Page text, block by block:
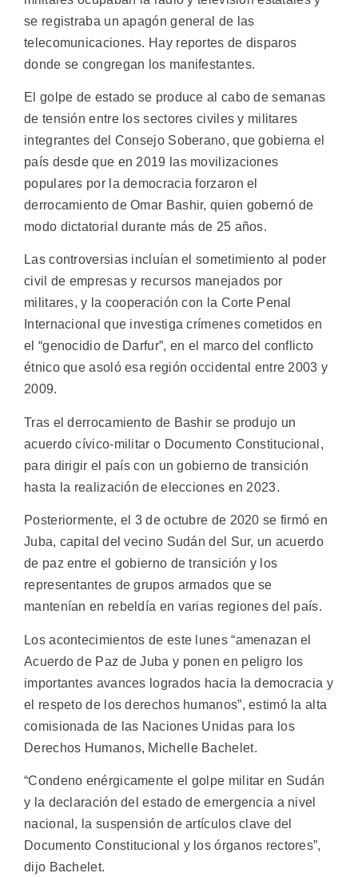
se registraba un apagón general de las
telecomunicaciones. Hay reportes de disparos
donde se congregan los manifestantes.
El golpe de estado se produce al cabo de semanas
de tensión entre los sectores civiles y militares
integrantes del Consejo Soberano, que gobierna el
país desde que en 2019 las movilizaciones
populares por la democracia forzaron el
derrocamiento de Omar Bashir, quien gobernó de
modo dictatorial durante más de 25 años.
Las controversias incluían el sometimiento al poder
civil de empresas y recursos manejados por
militares, y la cooperación con la Corte Penal
Internacional que investiga crímenes cometidos en
el “genocidio de Darfur”, en el marco del conflicto
étnico que asoló esa región occidental entre 2003 y
2009.
Tras el derrocamiento de Bashir se produjo un
acuerdo cívico-militar o Documento Constitucional,
para dirigir el país con un gobierno de transición
hasta la realización de elecciones en 2023.
Posteriormente, el 3 de octubre de 2020 se firmó en
Juba, capital del vecino Sudán del Sur, un acuerdo
de paz entre el gobierno de transición y los
representantes de grupos armados que se
mantenían en rebeldía en varias regiones del país.
Los acontecimientos de este lunes “amenazan el
Acuerdo de Paz de Juba y ponen en peligro los
importantes avances logrados hacia la democracia y
el respeto de los derechos humanos”, estimó la alta
comisionada de las Naciones Unidas para los
Derechos Humanos, Michelle Bachelet.
“Condeno enérgicamente el golpe militar en Sudán
y la declaración del estado de emergencia a nivel
nacional, la suspensión de artículos clave del
Documento Constitucional y los órganos rectores”,
dijo Bachelet.